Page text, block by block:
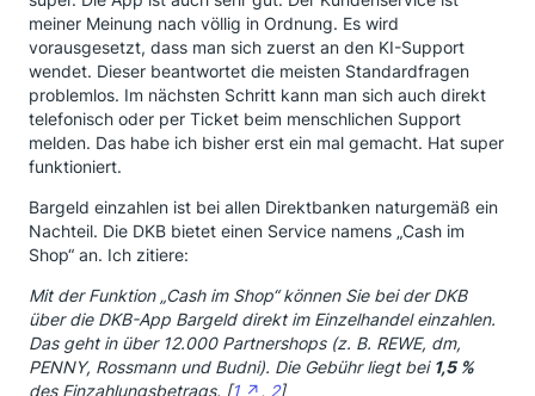
meiner Meinung nach völlig in Ordnung. Es wird
vorausgesetzt, dass man sich zuerst an den KI-Support
wendet. Dieser beantwortet die meisten Standardfragen
problemlos. Im nächsten Schritt kann man sich auch direkt
telefonisch oder per Ticket beim menschlichen Support
melden. Das habe ich bisher erst ein mal gemacht. Hat super
funktioniert.
Bargeld einzahlen ist bei allen Direktbanken naturgemäß ein
Nachteil. Die DKB bietet einen Service namens „Cash im
Shop“ an. Ich zitiere:
Mit der Funktion „Cash im Shop“ können Sie bei der DKB
über die DKB-App Bargeld direkt im Einzelhandel einzahlen.
Das geht in über 12.000 Partnershops (z. B. REWE, dm,
PENNY, Rossmann und Budni). Die Gebühr liegt bei 1,5 %
des Einzahlungsbetrags. [1 , 2]